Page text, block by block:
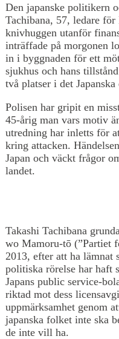
Den japanske politikern
Tachibana, 57, ledare
knivhuggen utanför
inträffade på morgonen
in i byggnaden för ett
sjukhus och hans
två platser i det Japanska
Polisen har gripit en
45-årig man vars motiv
utredning har inletts för
kring attacken.
Japan och väckt frågor
landet.
Takashi Tachibana
wo Mamoru-tō (”Partiet
2013, efter att ha
politiska rörelse har haft
Japans public service-
riktad mot dess
uppmärksamhet genom
japanska folket inte ska
de inte vill ha.